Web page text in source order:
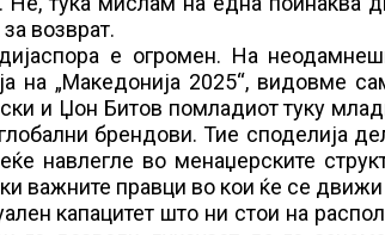
возврат.
дијаспора е огромен. На
на „Македонија 2025“, видовме
и Џон Битов помладиот туку
брендови. Тие споделија
навлегле во менаџерските
важните правци во кои ќе се движи
капацитет што ни стои на